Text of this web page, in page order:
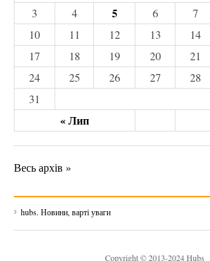
« Лип
3
4 5 6 7
10
11 12 13 14
17
18 19 20 21
24
25 26 27 28
31
Весь архів »
hubs. Новини, варті уваги
Copyright © 2013-2024 Hubs